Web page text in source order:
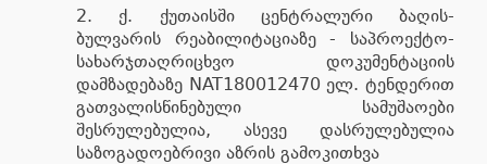
ქ. ქუთაისში ცენტრალური ბაღის-
ბულვარის რეაბილიტაციაზე - საპროექტო-
სახარჯთაღრიცხვო დოკუმენტაციის
დამზადებაზე NAT180012470 ელ. ტენდერით
გათვალისწინებული სამუშაოები
შესრულებულია, ასევე დასრულებულია
საზოგადოებრივი აზრის გამოკითხვა